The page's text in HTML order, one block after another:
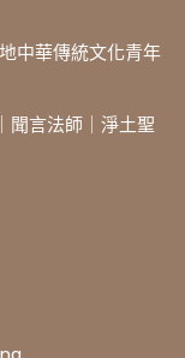
中華傳統文化青年
聞言法師｜淨土聖